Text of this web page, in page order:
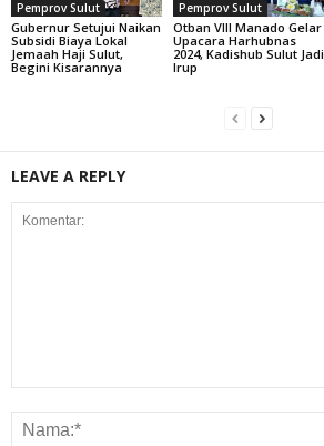
Pemprov Sulut
Gubernur Setujui Naikan
Subsidi Biaya Lokal
Jemaah Haji Sulut,
Begini Kisarannya
Pemprov Sulut
Otban VIII Manado Gelar
Upacara Harhubnas
2024, Kadishub Sulut Jadi
Irup
LEAVE A REPLY